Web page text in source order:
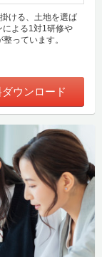
ける、土地を選ば
による1対1研修や
っています。
ダウンロード